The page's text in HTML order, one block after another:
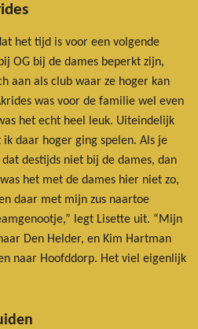
het tijd is voor een volgende
OG bij de dames beperkt zijn,
aan als club waar ze hoger kan
was voor de familie wel even
het echt heel leuk. Uiteindelijk
daar hoger ging spelen. Als je
destijds niet bij de dames, dan
het met de dames hier niet zo,
daar met mijn zus naartoe
legt Lisette uit. “Mijn
Den Helder, en Kim Hartman
naar Hoofddorp. Het viel eigenlijk